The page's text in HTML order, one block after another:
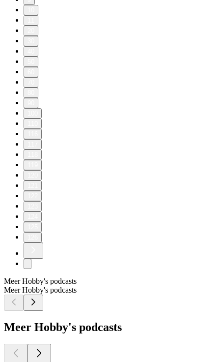
Meer Hobby's podcasts
Meer Hobby's podcasts
Meer Hobby's podcasts